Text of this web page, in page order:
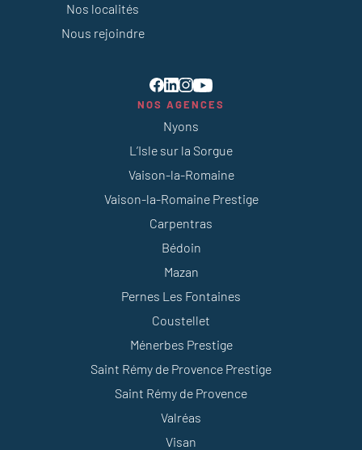
Nos localités
Nous rejoindre
NOS AGENCES
Nyons
L’Isle sur la Sorgue
Vaison-la-Romaine
Vaison-la-Romaine Prestige
Carpentras
Bédoin
Mazan
Pernes Les Fontaines
Coustellet
Ménerbes Prestige
Saint Rémy de Provence Prestige
Saint Rémy de Provence
Valréas
Visan